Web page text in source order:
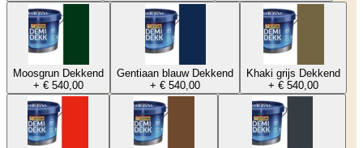
Moosgrun Dekkend
+ € 540,00
Gentiaan blauw Dekkend
+ € 540,00
Khaki grijs Dekkend
+ € 540,00